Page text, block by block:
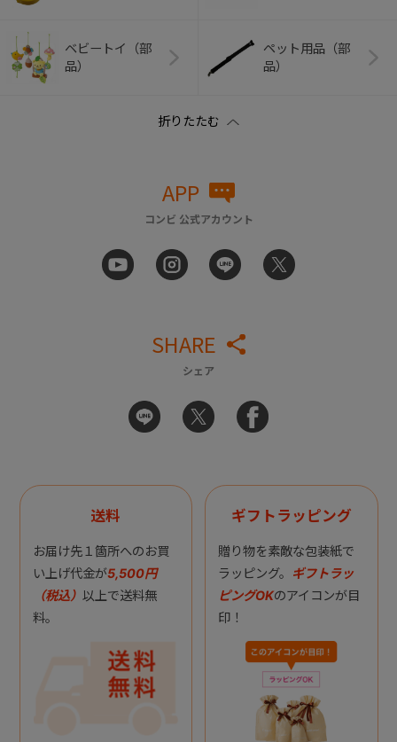
ベビートイ（部
品）
ペット用品（部
品）
APP
コンビ 公式アカウント
SHARE
シェア
送料
お届け先１箇所へのお買
い上げ代金が5,500円
（税込） 以上で送料無
料。
ギフトラッピング
贈り物を素敵な包装紙で
ラッピング。 ギフトラッ
ピングOKのアイコンが目
印！